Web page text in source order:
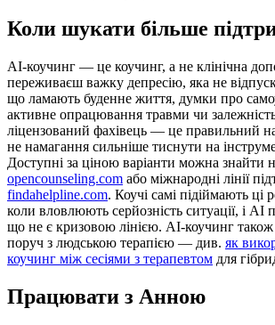
Коли шукати більше
AI-коучинг — це коучинг, а не клінічна
переживаєш важку депресію, яка не
що ламають буденне життя, думки про
активне опрацювання травми чи
ліцензований фахівець — це правильний
не намагання сильніше тиснути на
Доступні за ціною варіанти можна знайти
opencounseling.com або міжнародні лінії
findahelpline.com. Коучі самі підіймають ці
коли вловлюють серйозність ситуації, і
що не є кризовою лінією. AI-коучинг
поруч з людською терапією — див. як
коучинг між сесіями з терапевтом для
Працювати з Анною